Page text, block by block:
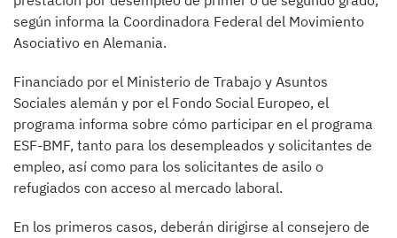
según informa la Coordinadora Federal del Movimiento
Asociativo en Alemania.
Financiado por el Ministerio de Trabajo y Asuntos
Sociales alemán y por el Fondo Social Europeo, el
programa informa sobre cómo participar en el programa
ESF-BMF, tanto para los desempleados y solicitantes de
empleo, así como para los solicitantes de asilo o
refugiados con acceso al mercado laboral.
En los primeros casos, deberán dirigirse al consejero de